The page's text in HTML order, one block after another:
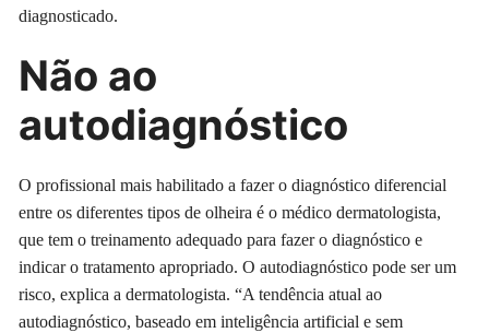
diagnosticado.
Não ao
autodiagnóstico
O profissional mais habilitado a fazer o diagnóstico diferencial
entre os diferentes tipos de olheira é o médico dermatologista,
que tem o treinamento adequado para fazer o diagnóstico e
indicar o tratamento apropriado. O autodiagnóstico pode ser um
risco, explica a dermatologista. “A tendência atual ao
autodiagnóstico, baseado em inteligência artificial e sem